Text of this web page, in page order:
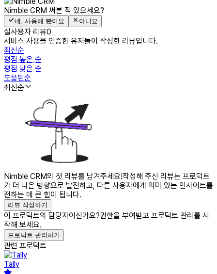
Nimble CRM 써본 적 있으세요?
네, 사용해 봤어요 아니요
실사용자 리뷰0
서비스 사용을 인증한 유저들이 작성한 리뷰입니다.
최신순
평점 높은 순
평점 낮은 순
도움된순
최신순
Nimble CRM의 첫 리뷰를 남겨주세요!작성해 주신 리뷰는 프로덕트
가 더 나은 방향으로 발전하고, 다른 사용자에게 의미 있는 인사이트를
전하는 데 큰 힘이 됩니다.
리뷰 작성하기
이 프로덕트의 담당자이신가요?권한을 부여받고 프로덕트 관리를 시
작해 보세요.
프로덕트 관리하기
관련 프로덕트
Tally